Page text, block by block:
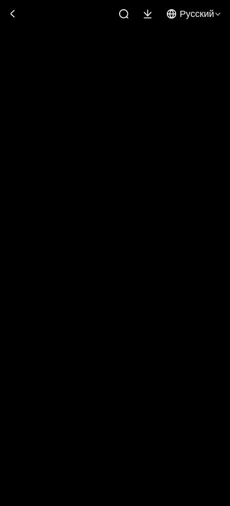
Русский